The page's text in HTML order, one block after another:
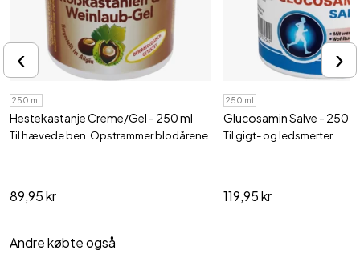
250 ml
Hestekastanje Creme/Gel - 250 ml
Til hævede ben. Opstrammer blodårene
89,95 kr
250 ml
Glucosamin Salve - 250
Til gigt- og ledsmerter
119,95 kr
‹ ›
Andre købte også